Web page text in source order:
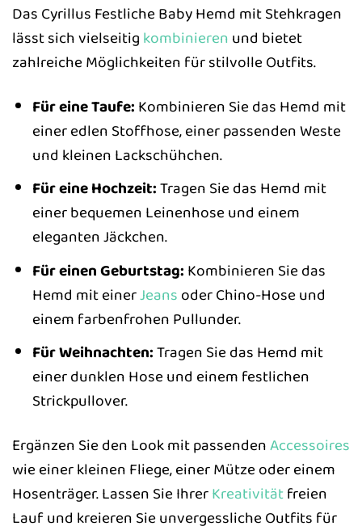
Das Cyrillus Festliche Baby Hemd mit Stehkragen
lässt sich vielseitig kombinieren und bietet
zahlreiche Möglichkeiten für stilvolle Outfits.
Für eine Taufe: Kombinieren Sie das Hemd mit
einer edlen Stoffhose, einer passenden Weste
und kleinen Lackschühchen.
Für eine Hochzeit:Tragen Sie das Hemd mit
einer bequemen Leinenhose und einem
eleganten Jäckchen.
Für einen Geburtstag: Kombinieren Sie das
Hemd mit einerJeans oder Chino-Hose und
einem farbenfrohen Pullunder.
Für Weihnachten:Tragen Sie das Hemd mit
einer dunklen Hose und einem festlichen
Strickpullover.
Ergänzen Sie den Look mit passendenAccessoires
wie einer kleinen Fliege, einer Mütze oder einem
Hosenträger. Lassen Sie IhrerKreativitätfreien
Lauf und kreieren Sie unvergessliche Outfits für